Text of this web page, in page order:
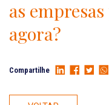
NOSSA EQUIPE
Localização
as
agora?
Compartilhe